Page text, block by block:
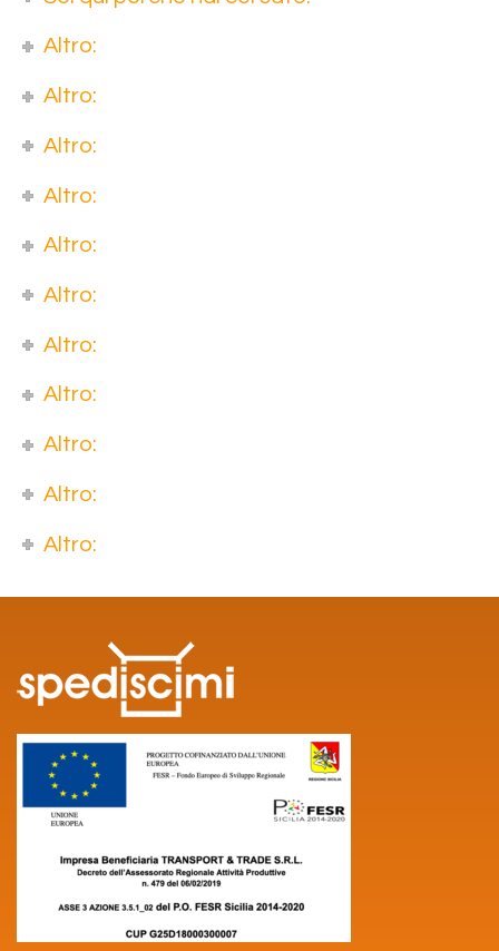
Altro:
Altro:
Altro:
Altro:
Altro:
Altro:
Altro:
Altro:
Altro:
Altro:
Altro: